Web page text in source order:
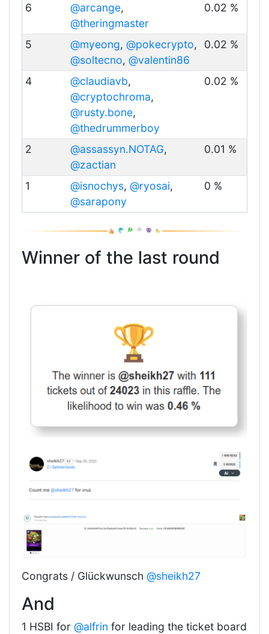
6
@arcange,
@theringmaster
0.02 %
5 @myeong, @pokecrypto,
@soltecno, @valentin86
0.02 %
4 @claudiavb,
@cryptochroma,
@rusty.bone,
@thedrummerboy
0.02 %
2 @assassyn.NOTAG,
@zactian
0.01 %
1 @isnochys, @ryosai,
@sarapony
0 %
Winner of the last round
Congrats / Glückwunsch @sheikh27
And
1 HSBI for @alfrin for leading the ticket board